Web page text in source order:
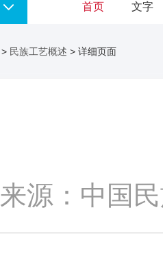
首页 文字
> 民族工艺概述 > 详细页面
来源：中国